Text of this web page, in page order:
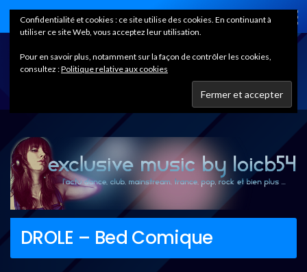
Home
DROLE – Bed Comique
Confidentialité et cookies : ce site utilise des cookies. En continuant à
utiliser ce site Web, vous acceptez leur utilisation.
Pour en savoir plus, notamment sur la façon de contrôler les cookies,
consultez :Politique relative aux cookies